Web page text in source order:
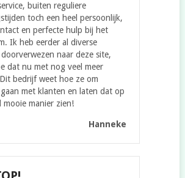
buiten reguliere
toch een heel persoonlijk,
en perfecte hulp bij het
Ik heb eerder al diverse
naar deze site,
dat nu met nog veel meer
bedrijf weet hoe ze om
met klanten en laten dat op
mooie manier zien!
Hanneke